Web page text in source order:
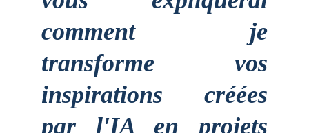
comment je
transforme vos
inspirations créées
par l'IA en projets